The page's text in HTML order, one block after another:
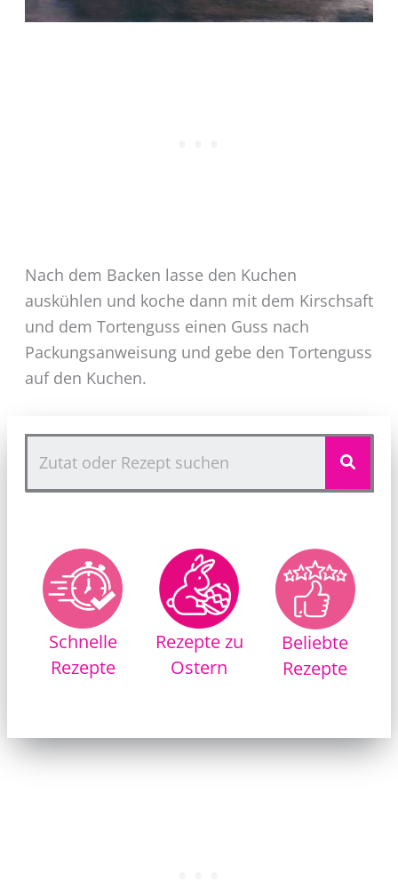
Nach dem Backen lasse den Kuchen
auskühlen und koche dann mit dem Kirschsaft
und dem Tortenguss einen Guss nach
Packungsanweisung und gebe den Tortenguss
auf den Kuchen.
Schnelle
Rezepte
Rezepte zu
Ostern
Beliebte
Rezepte